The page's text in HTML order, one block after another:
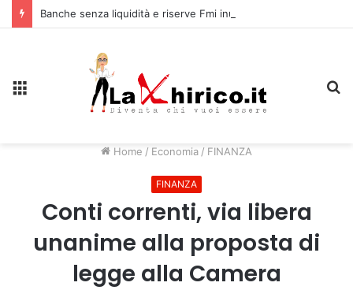
Home / Economia / FINANZA
FINANZA
Conti correnti, via libera
unanime alla proposta di
legge alla Camera